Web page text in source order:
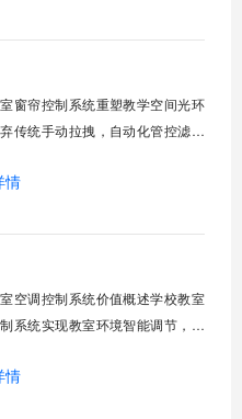
康，营造舒适教学环境。节能减
著，延长窗帘使用寿命，降低学
窗帘控制系统重塑教学空间光环
传统手动拉拽，自动化管控滤除
降耗。精准适配多媒体教学、考
园生态升级。智能光感调节1. 动
踪实时捕捉室外照度参数。光照
情
空调控制系统价值概述学校教室
系统实现教室环境智能调节，提
空调设备，远程监控运行状态，
情